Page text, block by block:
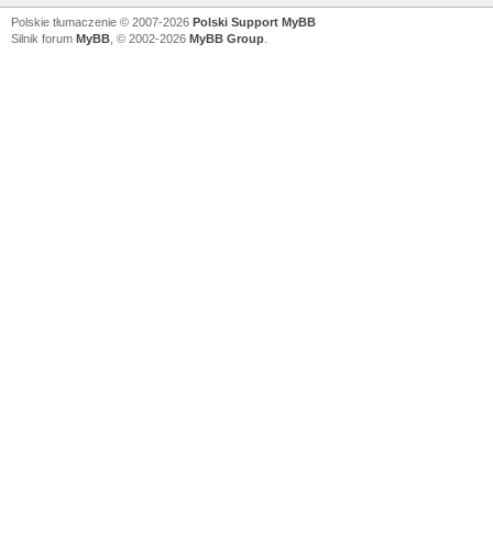
Polskie tłumaczenie © 2007-2026 Polski Support MyBB
Silnik forum MyBB , © 2002-2026 MyBB Group